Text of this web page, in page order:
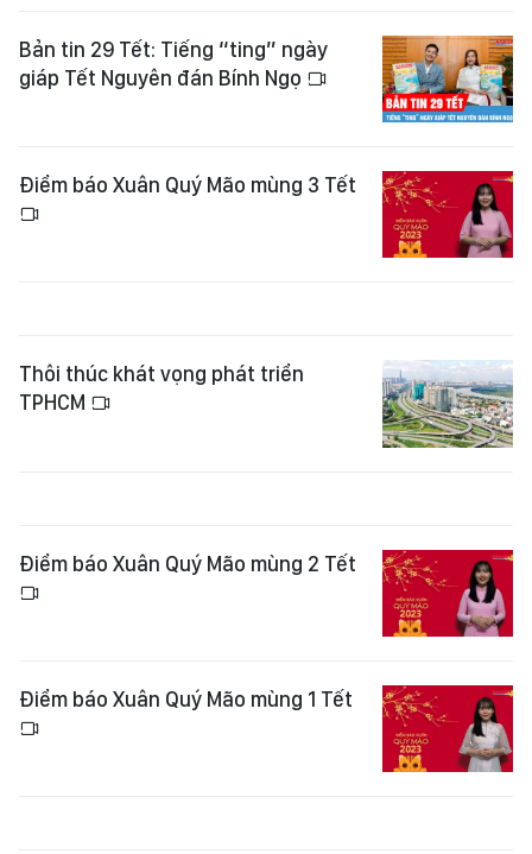
Bản tin 29 Tết: Tiếng “ting” ngày
giáp Tết Nguyên đán Bính Ngọ
Điểm báo Xuân Quý Mão mùng 3 Tết
Thôi thúc khát vọng phát triển
TPHCM
Điểm báo Xuân Quý Mão mùng 2 Tết
Điểm báo Xuân Quý Mão mùng 1 Tết